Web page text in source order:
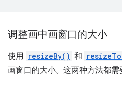
调整画中画窗口的大小
使用 resizeBy() 和
画窗口的大小。这两种方法都需